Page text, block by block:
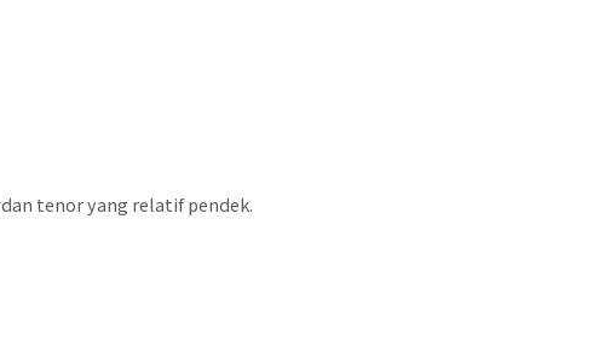
tenor yang relatif pendek.